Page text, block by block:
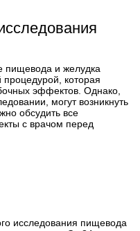
пищевода и желудка
процедурой, которая
эффектов. Однако,
могут возникнуть
обсудить все
с врачом перед
исследования пищевода